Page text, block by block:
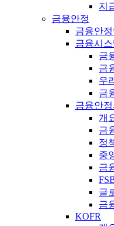
지
금융안정
금융안
금융시스
금
금
우
금
금융안
개
금
정
중
금
글
금
KOFR